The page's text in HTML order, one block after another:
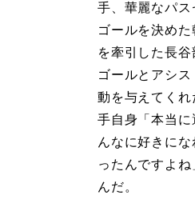
手、華麗なパ
ゴールを決め
を牽引した長
ゴールとアシ
動を与えてく
手自身「本当に
んなに好きに
ったんですよ
んだ。